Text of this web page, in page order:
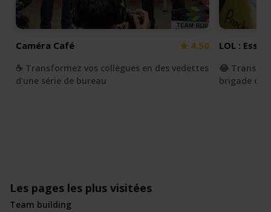
Caméra Café 4.50
☕️ Transformez vos collègues en des vedettes
d’une série de bureau
LOL :
😂
brigade du
Les pages les plus visitées
Team building